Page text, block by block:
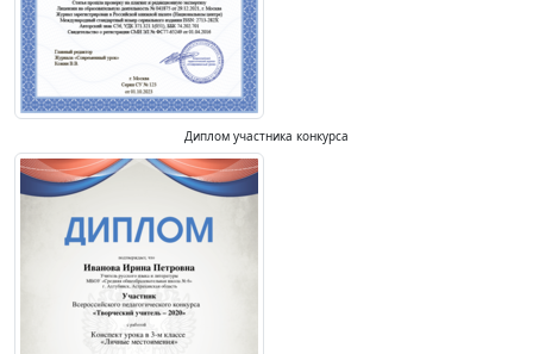
Диплом участника конкурса